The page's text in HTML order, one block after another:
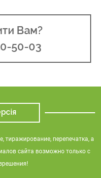
Вам?
50-03
тиражирование, перепечатка, а
сайта возможно только с